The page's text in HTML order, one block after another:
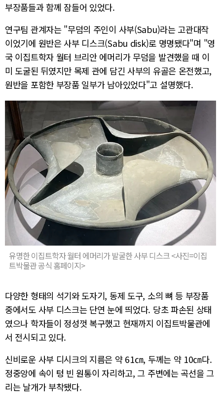
부장품들과 함께 잠들어 있었다.
연구팀 관계자는 "무덤의 주인이 사부(Sabu)라는 고관대작
이었기에 원반은 사부 디스크(Sabu disk)로 명명됐다"며 "영
국 이집트학자 월터 브리안 에머리가 무덤을 발견했을 때 이
미 도굴된 뒤였지만 목제 관에 담긴 사부의 유골은 온전했고,
원반을 포함한 부장품 일부가 남아있었다"고 설명했다.
유명한 이집트학자 월터 에머리가 발굴한 사부 디스크 <사진=이집
트박물관 공식 홈페이지>
다양한 형태의 석기와 도자기, 동제 도구, 소의 뼈 등 부장품
중에서도 사부 디스크는 단연 눈에 띄었다. 당초 파손된 상태
였으나 학자들이 정성껏 복구했고 현재까지 이집트박물관에
서 전시되고 있다.
신비로운 사부 디시크의 지름은 약 61㎝, 두께는 약 10㎝다.
정중앙에 속이 텅 빈 원통이 자리하고, 그 주변에는 곡선을 그
리는 날개가 부착됐다.